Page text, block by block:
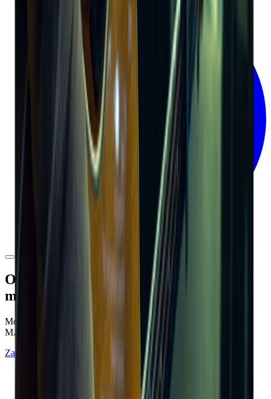
Ostateczne oprogramowanie dla
muzyków
Moises jest dostępny w kilku wersjach: iOS, Android, Web, PC,
MAC, Desktop i więcej!
Zacznij za darmo